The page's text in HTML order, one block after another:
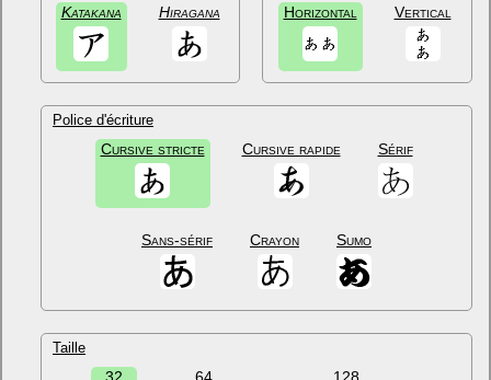
Katakana Hiragana Horizontal Vertical
Police d'écriture
Cursive stricte Cursive rapide Sérif
Sans-sérif Crayon Sumo
Taille
32 64 128